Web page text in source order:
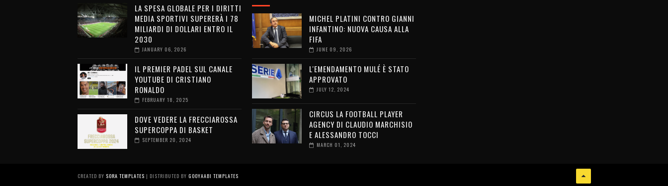
LA SPESA GLOBALE PER I DIRITTI
MEDIA SPORTIVI SUPERERÀ I 78
MILIARDI DI DOLLARI ENTRO IL
2030
JANUARY 06, 2026
IL PREMIER PADEL SUL CANALE
YOUTUBE DI CRISTIANO
RONALDO
FEBRUARY 18, 2025
DOVE VEDERE LA FRECCIAROSSA
SUPERCOPPA DI BASKET
SEPTEMBER 20, 2024
MICHEL PLATINI CONTRO GIANNI
INFANTINO: NUOVA CAUSA ALLA
FIFA
JUNE 09, 2026
L'EMENDAMENTO MULÉ È STATO
APPROVATO
JULY 12, 2024
CIRCUS LA FOOTBALL PLAYER
AGENCY DI CLAUDIO MARCHISIO
E ALESSANDRO TOCCI
MARCH 01, 2024
CREATED BY SORA TEMPLATES | DISTRIBUTED BY GOOYAABI TEMPLATES